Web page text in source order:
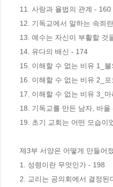
11. 사랑과 율법의 관계 - 160
12. 기독교에서 말하는 속죄
13. 예수는 자신이 부활할 것
14. 유다의 배신 - 174
15. 이해할 수 없는 비유 1_
16. 이해할 수 없는 비유 2_
17. 이해할 수 없는 비유 3_
18. 기독교를 만든 남자, 바울
19. 초기 교회는 어떤 모습이
제3부 서양은 어떻게 만들어
1. 성령이란 무엇인가 - 198
2. 교리는 공의회에서 결정된